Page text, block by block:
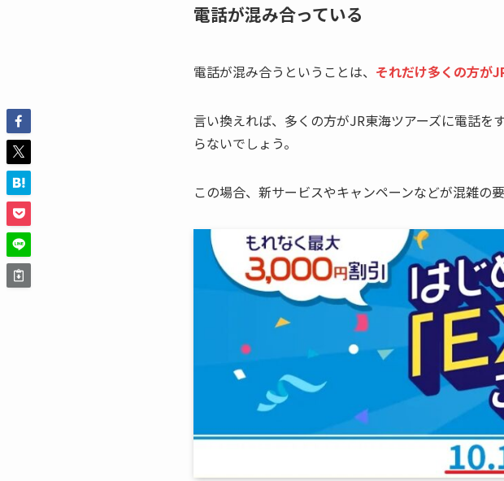
電話が混み合っている
電話が混み合うということは、 それだけ多くの方が
言い換えれば、多くの方がJR東海ツアーズに電話
らないでしょう。
この場合、新サービスやキャンペーンなどが混雑の